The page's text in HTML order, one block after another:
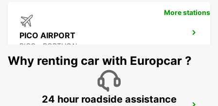
PICO AIRPORT
PICO - PORTUGAL
More stations
Why renting car with Europcar ?
24 hour roadside assistance